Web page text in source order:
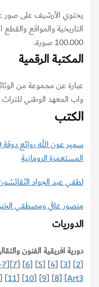
يحتوي الأرشيف على صور
التاريخية والمواقع والقطع
100.000 صورة،
المكتبة الرقمية
عبارة عن مجموعة من
واب المعهد الوطني للتراث
الكتب
سمير عون الله روائع دوقة
المستعمرة الرومانية
لطفي عبد الجواد
منصور غاقي ومصطفي
الدوريات
دورية افريقية الفنون
[
2
] [
3
] [
4
] [
5
] [
6
] [
7
][
Art3
] [
8
] [
9
] [
10
] [
11
] [